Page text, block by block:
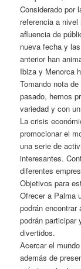
Considerado por
referencia a
afluencia de
nueva fecha y
anterior han
Ibiza y Menorca
Tomando nota
pasado, hemos
variedad y con
La crisis
promocionar el
una serie de
interesantes.
diferentes
Objetivos para
Ofrecer a Palma
podrán
podrán participar
divertidos.
Acercar el
además de